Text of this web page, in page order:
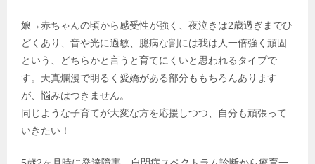
娘→赤ちゃんの頃から感受性が強く、夜泣きは2歳過ぎまでひ
どくあり、音や光に過敏、臆病な割には我は人一倍強く頑固
という、どちらかと言うと育てにくいと思われるタイプで
す。天真爛漫で明るく愛嬌がある部分ももちろんあります
が、悩みはつきません。
同じような子育てが大変な方を応援しつつ、自分も頑張って
いきたい！